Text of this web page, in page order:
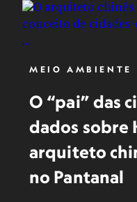
MEIO AMBIENTE
O “pai” das
dados sobre
arquiteto
no Pantanal